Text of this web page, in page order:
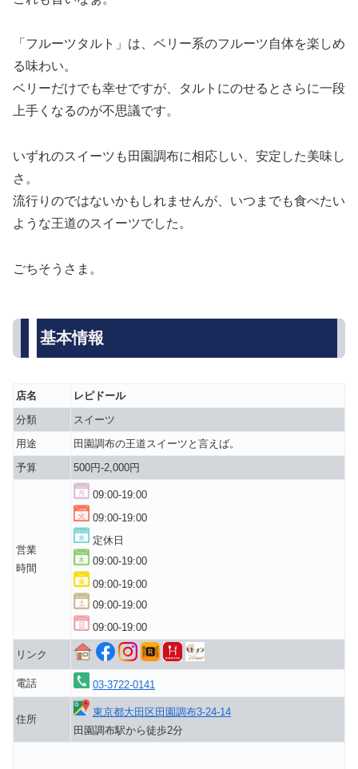
「フルーツタルト」は、ベリー系のフルーツ自体を楽しめ
る味わい。
ベリーだけでも幸せですが、タルトにのせるとさらに一段
上手くなるのが不思議です。
いずれのスイーツも田園調布に相応しい、安定した美味し
さ。
流行りのではないかもしれませんが、いつまでも食べたい
ような王道のスイーツでした。
ごちそうさま。
基本情報
店名
レピドール
分類
スイーツ
用途
田園調布の王道スイーツと言えば。
予算
500円-2,000円
営業
時間
09:00-19:00
09:00-19:00
定休日
09:00-19:00
09:00-19:00
09:00-19:00
09:00-19:00
リンク
電話 03-3722-0141
住所
東京都大田区田園調布3-24-14
田園調布駅から徒歩2分